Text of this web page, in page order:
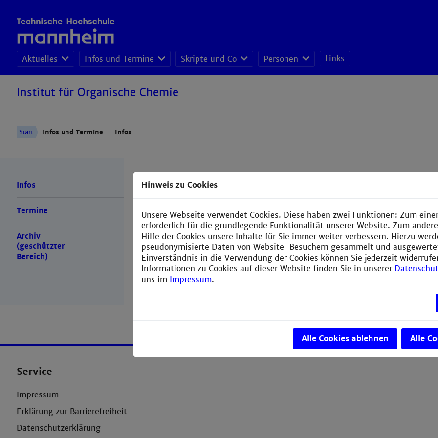
Aktuelles Infos und Termine Skripte und Co Personen Links
Institut für Organische Chemie
Start Infos und Termine Infos
Infos
Termine
Archiv
(geschützter
Bereich)
Service
Impressum
Erklärung zur Barrierefreiheit
Datenschutzerklärung
Hinweis zu Cookies
Unsere Webseite verwendet Cookies. Diese haben zwei Funktionen: Zum
erforderlich für die grundlegende Funktionalität unserer Website. Zum
Hilfe der Cookies unsere Inhalte für Sie immer weiter verbessern. Hierzu
pseudonymisierte Daten von Website-Besuchern gesammelt und
Einverständnis in die Verwendung der Cookies können Sie jederzeit
Informationen zu Cookies auf dieser Website finden Sie in unserer
uns im Impressum.
Alle Cookies ablehnen Alle